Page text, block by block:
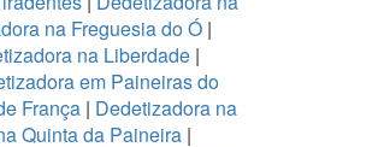
na Freguesia do Ó |
na Liberdade |
em Paineiras do
França | Dedetizadora na
Quinta da Paineira |